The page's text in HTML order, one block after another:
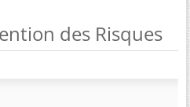
des Risques